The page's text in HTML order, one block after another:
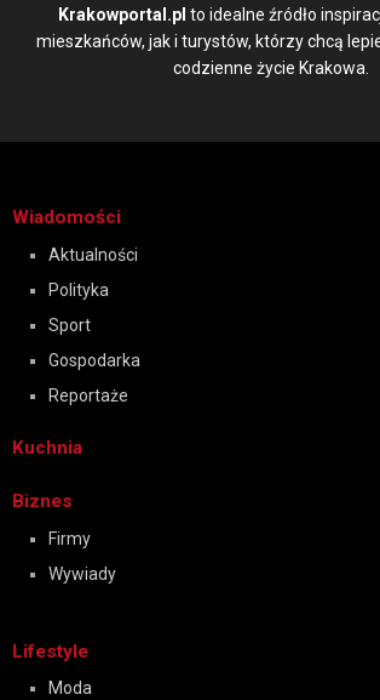
Krakowportal.pl to idealne źródło
mieszkańców, jak i turystów, którzy chcą
codzienne życie Krakowa.
Wiadomości
Aktualności
Polityka
Sport
Gospodarka
Reportaże
Kuchnia
Biznes
Firmy
Wywiady
Lifestyle
Moda